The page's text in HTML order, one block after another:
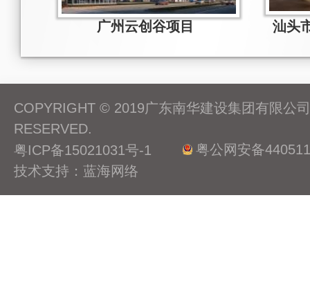
广州云创谷项目
COPYRIGHT © 2019广东南华建设集团有限公
RESERVED.
粤ICP备15021031号-1
粤公网安备
技术支持：蓝海网络